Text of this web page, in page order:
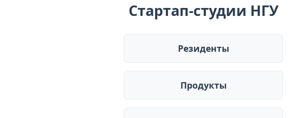
Стартап-студии НГУ
Резиденты
Продукты